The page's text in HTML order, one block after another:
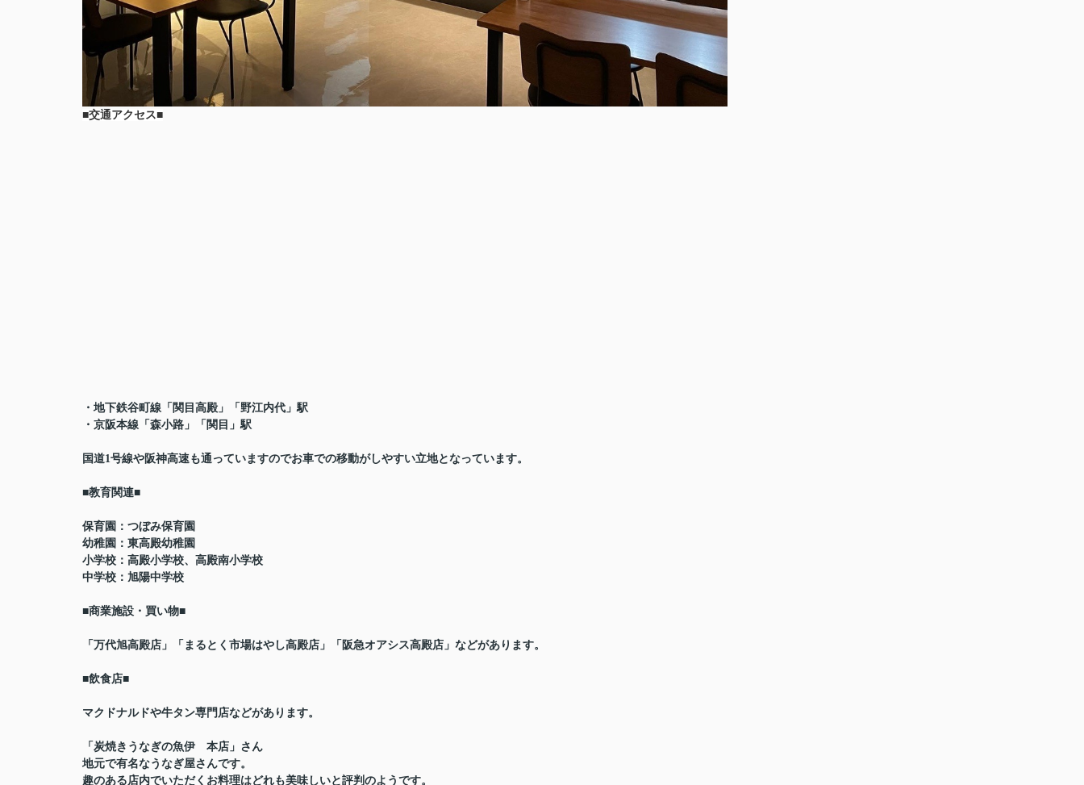
■交通アクセス■
・地下鉄谷町線「関目高殿」「野江内代」駅
・京阪本線「森小路」「関目」駅
国道1号線や阪神高速も通っていますのでお車での移動がしやすい立地となっています。
■教育関連■
保育園：つぼみ保育園
幼稚園：東高殿幼稚園
小学校：高殿小学校、高殿南小学校
中学校：旭陽中学校
■商業施設・買い物■
「万代旭高殿店」「まるとく市場はやし高殿店」「阪急オアシス高殿店」などがあります。
■飲食店■
マクドナルドや牛タン専門店などがあります。
「炭焼きうなぎの魚伊 本店」さん
地元で有名なうなぎ屋さんです。
趣のある店内でいただくお料理はどれも美味しいと評判のようです。